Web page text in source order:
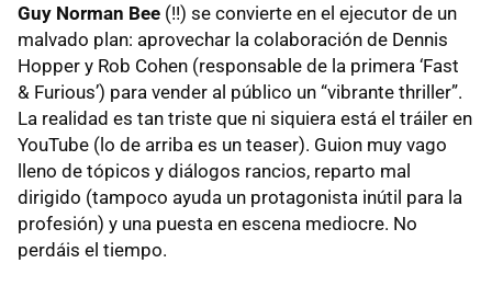
Guy Norman Bee (!!) se convierte en el ejecutor de un
malvado plan: aprovechar la colaboración de Dennis
Hopper y Rob Cohen (responsable de la primera ‘Fast
& Furious’) para vender al público un “vibrante thriller”.
La realidad es tan triste que ni siquiera está el tráiler en
YouTube (lo de arriba es un teaser). Guion muy vago
lleno de tópicos y diálogos rancios, reparto mal
dirigido (tampoco ayuda un protagonista inútil para la
profesión) y una puesta en escena mediocre. No
perdáis el tiempo.